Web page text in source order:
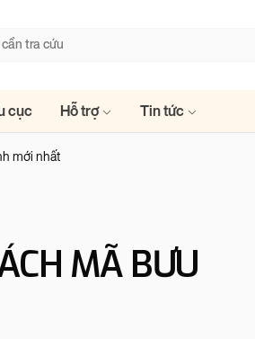
cục Hỗ trợ Tin tức
mới nhất
MÃ BƯU